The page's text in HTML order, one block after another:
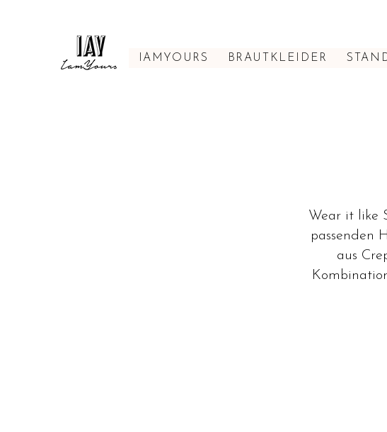
IAMYOURS BRAUTKLEIDER
Wear it like
passenden
aus